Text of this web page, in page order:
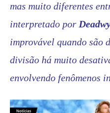
mas muito diferentes
interpretado por
improvável quando são
divisão há muito
envolvendo fenômenos